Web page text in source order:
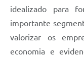
idealizado para
importante
valorizar os
economia e